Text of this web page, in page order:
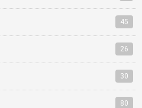
45
26
30
80